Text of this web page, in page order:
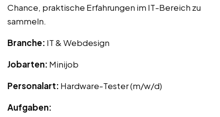
Chance, praktische Erfahrungen im IT-Bereich zu
sammeln.
Branche: IT & Webdesign
Jobarten: Minijob
Personalart: Hardware-Tester (m/w/d)
Aufgaben: